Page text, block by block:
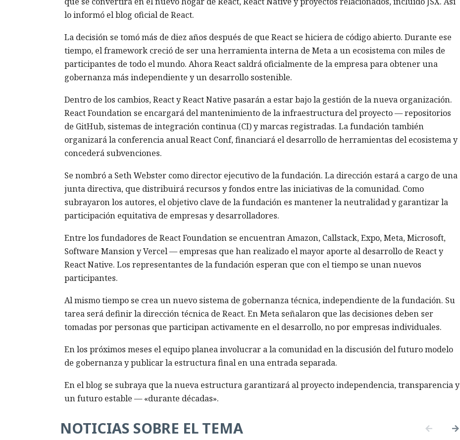
lo informó el blog oficial de React.
La decisión se tomó más de diez años después de que React se hiciera de código abierto. Durante ese
tiempo, el framework creció de ser una herramienta interna de Meta a un ecosistema con miles de
participantes de todo el mundo. Ahora React saldrá oficialmente de la empresa para obtener una
gobernanza más independiente y un desarrollo sostenible.
Dentro de los cambios, React y React Native pasarán a estar bajo la gestión de la nueva organización.
React Foundation se encargará del mantenimiento de la infraestructura del proyecto — repositorios
de GitHub, sistemas de integración continua (CI) y marcas registradas. La fundación también
organizará la conferencia anual React Conf, financiará el desarrollo de herramientas del ecosistema y
concederá subvenciones.
Se nombró a Seth Webster como director ejecutivo de la fundación. La dirección estará a cargo de una
junta directiva, que distribuirá recursos y fondos entre las iniciativas de la comunidad. Como
subrayaron los autores, el objetivo clave de la fundación es mantener la neutralidad y garantizar la
participación equitativa de empresas y desarrolladores.
Entre los fundadores de React Foundation se encuentran Amazon, Callstack, Expo, Meta, Microsoft,
Software Mansion y Vercel — empresas que han realizado el mayor aporte al desarrollo de React y
React Native. Los representantes de la fundación esperan que con el tiempo se unan nuevos
participantes.
Al mismo tiempo se crea un nuevo sistema de gobernanza técnica, independiente de la fundación. Su
tarea será definir la dirección técnica de React. En Meta señalaron que las decisiones deben ser
tomadas por personas que participan activamente en el desarrollo, no por empresas individuales.
En los próximos meses el equipo planea involucrar a la comunidad en la discusión del futuro modelo
de gobernanza y publicar la estructura final en una entrada separada.
En el blog se subraya que la nueva estructura garantizará al proyecto independencia, transparencia y
un futuro estable — «durante décadas».
NOTICIAS SOBRE EL TEMA